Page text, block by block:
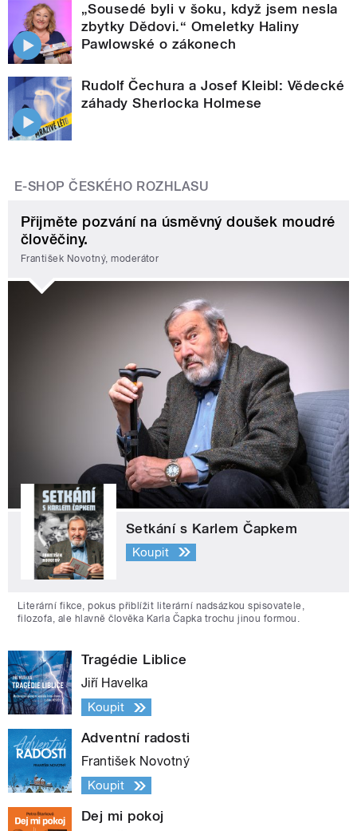
„Sousedé byli v šoku, když jsem nesla
zbytky Dědovi.“ Omeletky Haliny
Pawlowské o zákonech
Rudolf Čechura a Josef Kleibl: Vědecké
záhady Sherlocka Holmese
E-SHOP ČESKÉHO ROZHLASU
Přijměte pozvání na úsměvný doušek moudré
člověčiny.
František Novotný, moderátor
Setkání s Karlem Čapkem
Koupit
Literární fikce, pokus přiblížit literární nadsázkou spisovatele,
filozofa, ale hlavně člověka Karla Čapka trochu jinou formou.
Tragédie Liblice
Jiří Havelka
Koupit
Adventní radosti
František Novotný
Koupit
Dej mi pokoj